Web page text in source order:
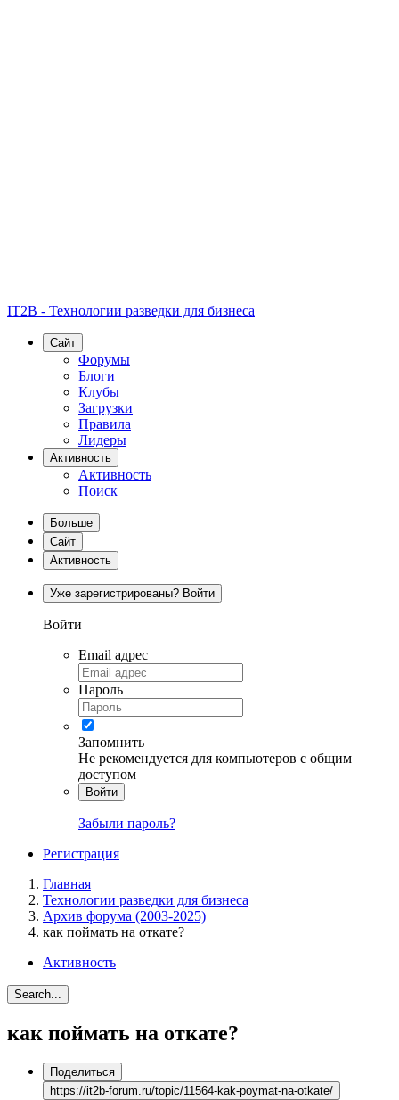
IT2B - Технологии разведки для бизнеса
Сайт
Форумы
Блоги
Клубы
Загрузки
Правила
Лидеры
Активность
Активность
Поиск
Больше
Сайт
Активность
Уже зарегистрированы? Войти
Войти
Email адрес
Пароль
Запомнить
Не рекомендуется для компьютеров с общим
доступом
Войти
Забыли пароль?
Регистрация
Главная
Технологии разведки для бизнеса
Архив форума (2003-2025)
как поймать на откате?
Активность
Search...
как поймать на откате?
Поделиться
https://it2b-forum.ru/topic/11564-kak-poymat-na-otkate/